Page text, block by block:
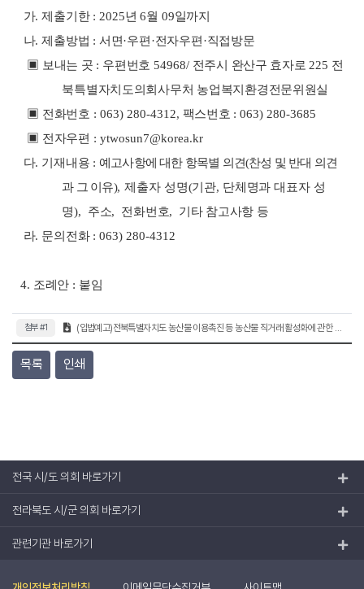
가.제출기한 : 2025년6월 09일까지
나.제출방법 : 서면·우편 ·전자우편 ·직접방문
▣ 보내는 곳 : 우편번호 54968/ 전주시 완산구 효자로 225 전
북특별자치도의회사무처 농업복지환경전문위원실
▣ 전화번호 : 063) 280-4312, 팩스번호 : 063) 280-3685
▣ 전자우편 : ytwosun7@korea.kr
다. 기재내용 : 예고사항에 대한 항목별 의견(찬성 및 반대 의견
과 그 이유),제출자 성명(기관, 단체명과 대표자 성
명), 주소, 전화번호, 기타 참고사항 등
라. 문의전화 : 063) 280-4312
4. 조례안 : 붙임
첨부 #1 (입법예고)전북특별자치도 농산물 이용촉진 등 농산물 직거래 활성화에 관한 조례 일부개정조례안.hwp (120.5KB)
목록 인쇄
전국 시/도 의회 바로가기
전라북도 시/군 의회 바로가기
관련기관 바로가기